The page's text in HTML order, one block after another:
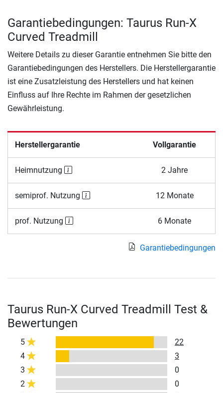
Garantiebedingungen: Taurus Run-X
Curved Treadmill
Weitere Details zu dieser Garantie entnehmen Sie bitte den
Garantiebedingungen des Herstellers. Die Herstellergarantie
ist eine Zusatzleistung des Herstellers und hat keinen
Einfluss auf Ihre Rechte im Rahmen der gesetzlichen
Gewährleistung.
Herstellergarantie Vollgarantie
Heimnutzung 2 Jahre
semiprof. Nutzung 12 Monate
prof. Nutzung 6 Monate
Garantiebedingungen
Taurus Run-X Curved Treadmill Test &
Bewertungen
5
22
4
3
3
0
2
0